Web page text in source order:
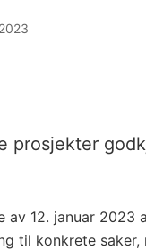
prosjekter
av 12. januar 2023
til konkrete saker,